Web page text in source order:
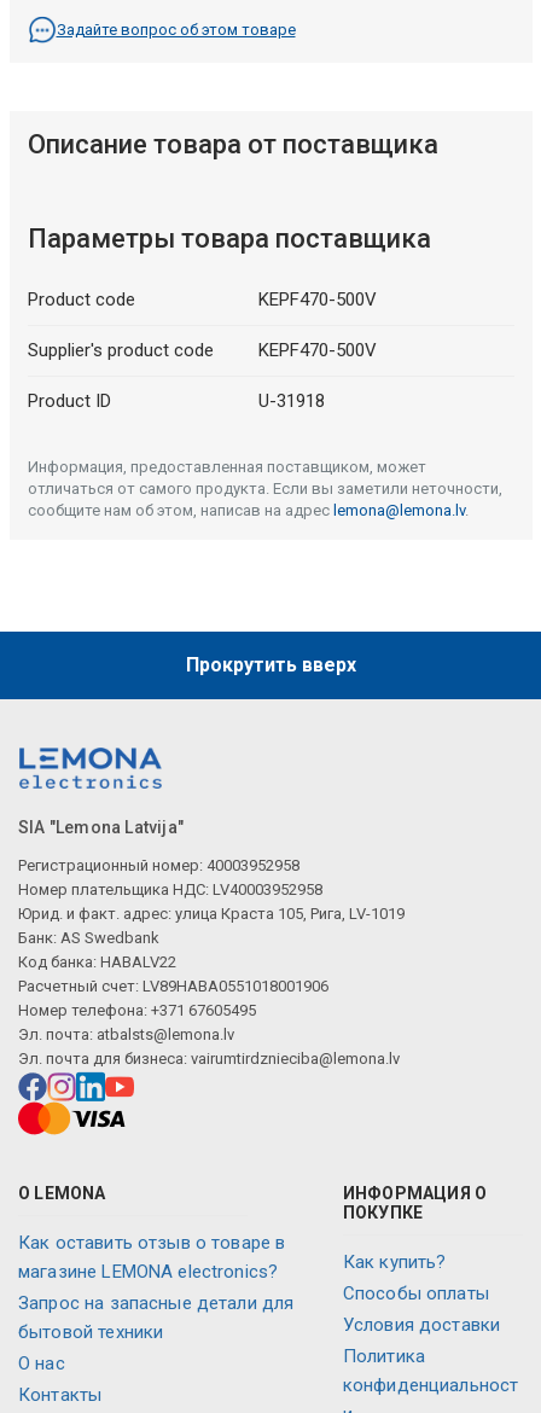
Задайте вопрос об этом товаре
Описание товара от поставщика
Параметры товара поставщика
Product code KEPF470-500V
Supplier's product code KEPF470-500V
Product ID U-31918
Информация, предоставленная поставщиком, может
отличаться от самого продукта. Если вы заметили неточности,
сообщите нам об этом, написав на адрес lemona@lemona.lv.
Прокрутить вверх
SIA "Lemona Latvija"
Регистрационный номер: 40003952958
Номер плательщика НДС: LV40003952958
Юрид. и факт. адрес: улица Краста 105, Рига, LV-1019
Банк: AS Swedbank
Код банка: HABALV22
Расчетный счет: LV89HABA0551018001906
Номер телефона: +371 67605495
Эл. почта: atbalsts@lemona.lv
Эл. почта для бизнеса: vairumtirdznieciba@lemona.lv
О LEMONA
Как оставить отзыв о товаре в
магазине LEMONA electronics?
Запрос на запасные детали для
бытовой техники
О нас
Контакты
ИНФОРМАЦИЯ О
ПОКУПКЕ
Как купить?
Способы оплаты
Условия доставки
Политика
конфиденциальност